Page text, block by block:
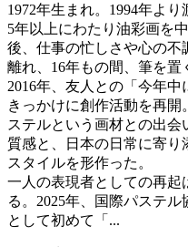
1972年生まれ。1994年よ
5年以上にわたり油彩画を
後、仕事の忙しさや心の不
離れ、16年もの間、筆を置
2016年、友人との「今年
きっかけに創作活動を再
ステルという画材との出
質感と、日本の日常に寄
スタイルを形作った。
一人の表現者としての再
る。2025年、国際パステ
として初めて「...